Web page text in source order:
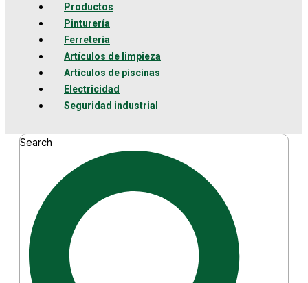
Productos
Pinturería
Ferretería
Artículos de limpieza
Artículos de piscinas
Electricidad
Seguridad industrial
Search